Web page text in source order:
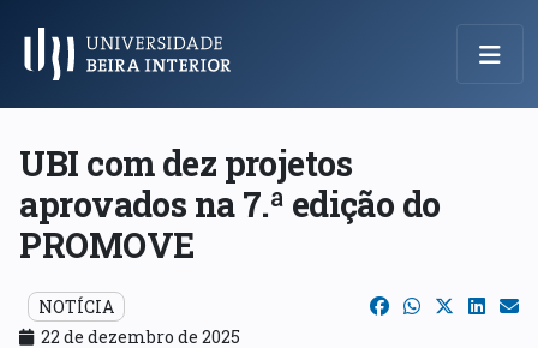
Menu Principal
UBI com dez projetos
aprovados na 7.ª edição do
PROMOVE
NOTÍCIA
22 de dezembro de 2025